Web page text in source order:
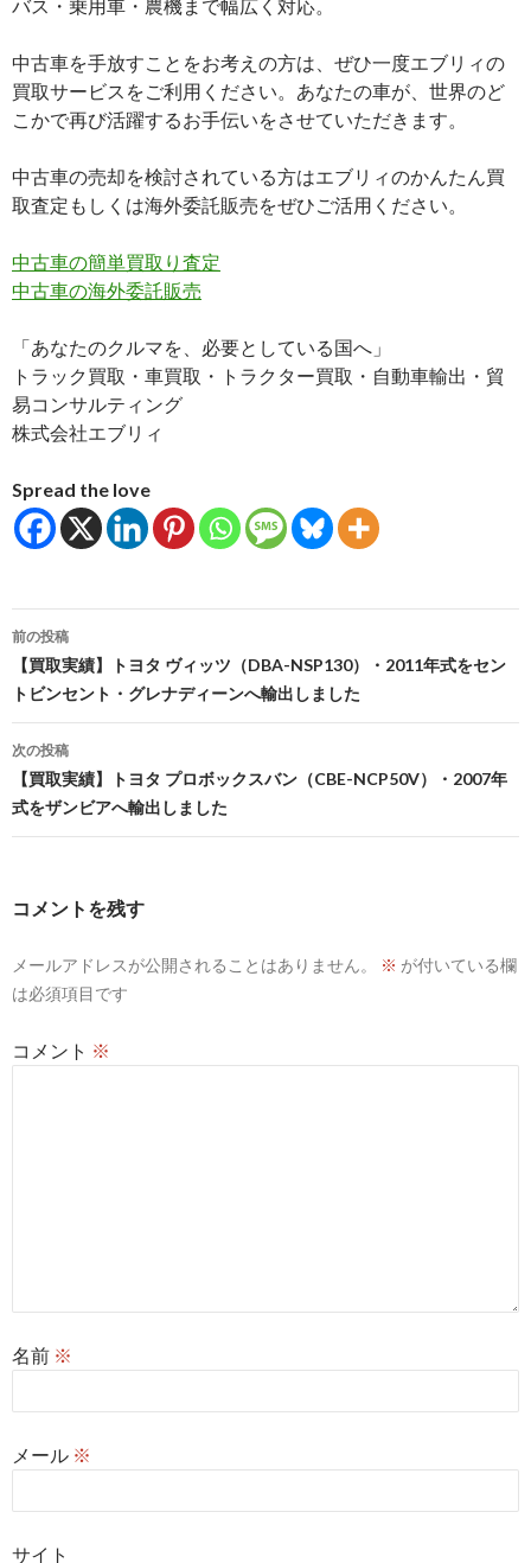
バス・乗用車・農機まで幅広く対応。
中古車を手放すことをお考えの方は、ぜひ一度エブリィの
買取サービスをご利用ください。あなたの車が、世界のど
こかで再び活躍するお手伝いをさせていただきます。
中古車の売却を検討されている方はエブリィのかんたん買
取査定もしくは海外委託販売をぜひご活用ください。
中古車の簡単買取り査定
中古車の海外委託販売
「あなたのクルマを、必要としている国へ」
トラック買取・車買取・トラクター買取・自動車輸出・貿
易コンサルティング
株式会社エブリィ
Spread the love
投
稿
ナ
ビ
ゲ
ー
ョ
ン
前の投稿
【買取実績】トヨタ ヴィッツ（DBA-NSP130）・2011年式をセン
トビンセント・グレナディーンへ輸出しました
次の投稿
【買取実績】トヨタ プロボックスバン（CBE-NCP50V）・2007年
式をザンビアへ輸出しました
コメントを残す
メールアドレスが公開されることはありません。 ※ が付いている欄
は必須項目です
コメント ※
名前 ※
メール ※
サイト